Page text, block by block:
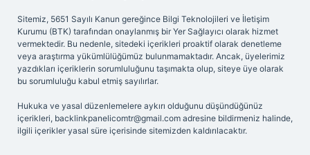
Sitemiz, 5651 Sayılı Kanun gereğince Bilgi Teknolojileri ve İletişim
Kurumu (BTK) tarafından onaylanmış bir Yer Sağlayıcı olarak hizmet
vermektedir. Bu nedenle, sitedeki içerikleri proaktif olarak denetleme
veya araştırma yükümlülüğümüz bulunmamaktadır. Ancak, üyelerimiz
yazdıkları içeriklerin sorumluluğunu taşımakta olup, siteye üye olarak
bu sorumluluğu kabul etmiş sayılırlar.
Hukuka ve yasal düzenlemelere aykırı olduğunu düşündüğünüz
içerikleri, backlinkpanelicomtr@gmail.com adresine bildirmeniz halinde,
ilgili içerikler yasal süre içerisinde sitemizden kaldırılacaktır.